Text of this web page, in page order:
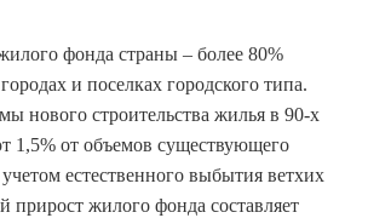
фонда страны – более 80%
и поселках городского типа.
нового строительства жилья в 90-х
1,5% от объемов существующего
естественного выбытия ветхих
прирост жилого фонда составляет